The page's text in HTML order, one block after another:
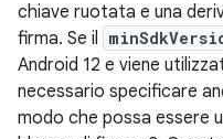
chiave ruotata e una
firma. Se il
Android 12 e viene
necessario specificare
modo che possa essere